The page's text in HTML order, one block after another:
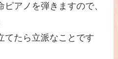
ピアノを弾きますので、
てたら立派なことです